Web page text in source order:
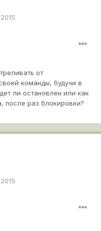
от
команды, будучи в
ли остановлен или как
после раз блокировки?